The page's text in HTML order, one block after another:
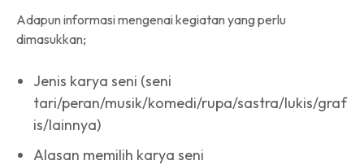
Adapun informasi mengenai kegiatan yang perlu
dimasukkan;
Jenis karya seni (seni
tari/peran/musik/komedi/rupa/sastra/lukis/graf
is/lainnya)
Alasan memilih karya seni